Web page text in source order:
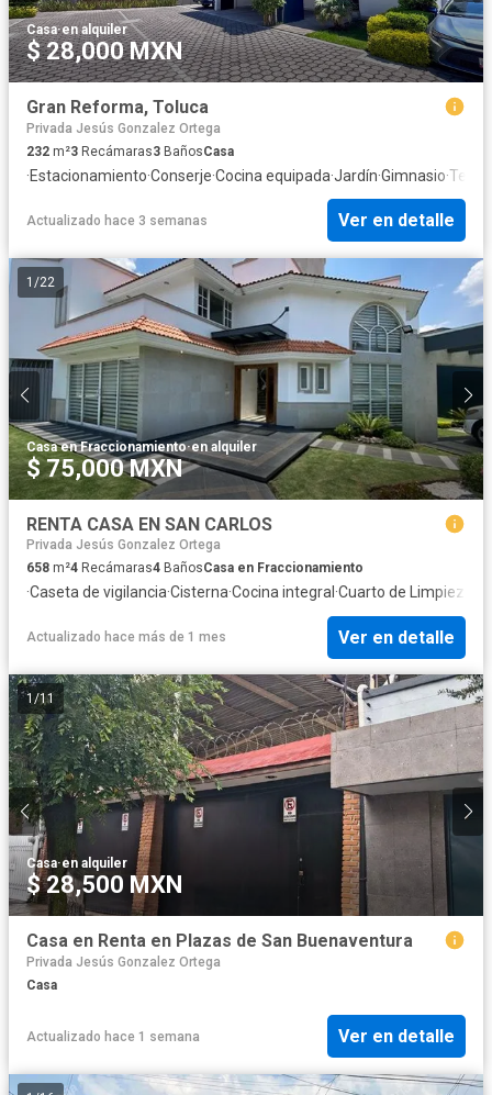
Casa·en alquiler
$ 28,000 MXN
Gran Reforma, Toluca
Privada Jesús Gonzalez Ortega
232 m²3 Recámaras3 BañosCasa
·Estacionamiento·Conserje·Cocina equipada·Jardín·Gimnasio·
Actualizado hace 3 semanas Ver en detalle
1 /22
Casa en Fraccionamiento·en alquiler
$ 75,000 MXN
RENTA CASA EN SAN CARLOS
Privada Jesús Gonzalez Ortega
658 m²4 Recámaras4 BañosCasa en Fraccionamiento
·Caseta de vigilancia·Cisterna·Cocina integral ·Cuarto de Limpieza
Actualizado hace más de 1 mes Ver en detalle
1 /11
Casa·en alquiler
$ 28,500 MXN
Casa en Renta en Plazas de San Buenaventura
Privada Jesús Gonzalez Ortega
Casa
Actualizado hace 1 semana Ver en detalle